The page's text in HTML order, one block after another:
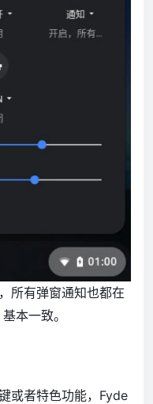
所有弹窗通知也都在
本一致。
或者特色功能，Fyde